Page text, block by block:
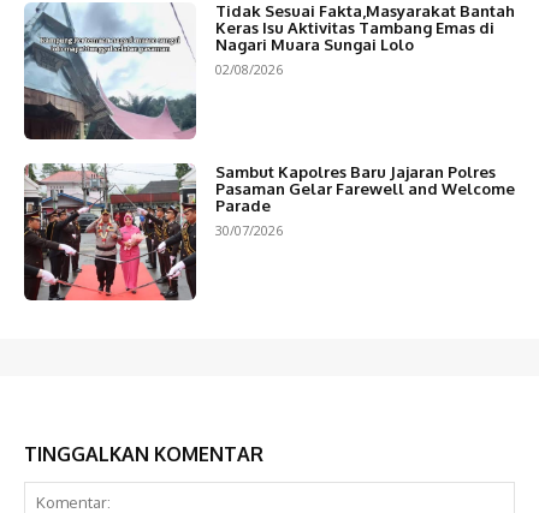
Tidak Sesuai Fakta,Masyarakat Bantah
Keras Isu Aktivitas Tambang Emas di
Nagari Muara Sungai Lolo
02/08/2026
Sambut Kapolres Baru Jajaran Polres
Pasaman Gelar Farewell and Welcome
Parade
30/07/2026
TINGGALKAN KOMENTAR